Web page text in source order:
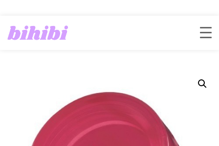
COTTON BALM